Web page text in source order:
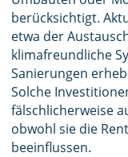
berücksichtigt.
etwa der
klimafreundliche
Sanierungen
Solche
fälschlicherweise
obwohl sie die
beeinflussen.